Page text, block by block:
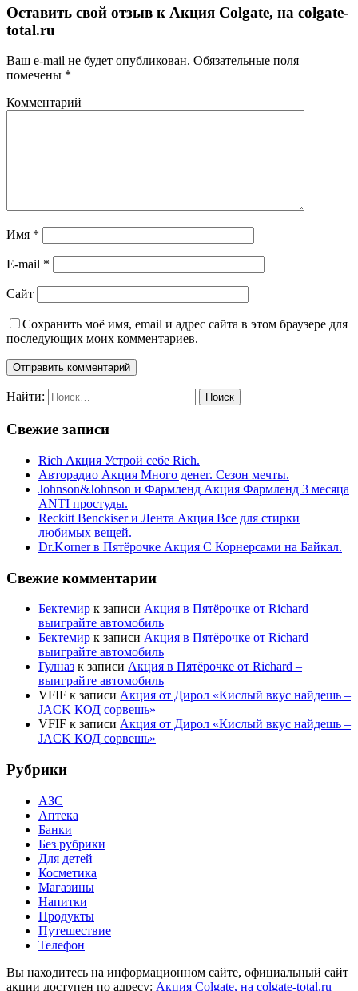
Оставить свой отзыв к Акция Colgate, на colgate-
total.ru
Ваш e-mail не будет опубликован. Обязательные поля
помечены *
Комментарий
Имя *
E-mail *
Сайт
Сохранить моё имя, email и адрес сайта в этом браузере для
последующих моих комментариев.
Найти:
Свежие записи
Rich Акция Устрой себе Rich.
Авторадио Акция Много денег. Сезон мечты.
Johnson&Johnson и Фармленд Акция Фармленд 3 месяца
ANTI простуды.
Reckitt Benckiser и Лента Акция Все для стирки
любимых вещей.
Dr.Korner в Пятёрочке Акция С Корнерсами на Байкал.
Свежие комментарии
Бектемир к записи Акция в Пятёрочке от Richard –
выиграйте автомобиль
Бектемир к записи Акция в Пятёрочке от Richard –
выиграйте автомобиль
Гулназ к записи Акция в Пятёрочке от Richard –
выиграйте автомобиль
VFIF к записи Акция от Дирол «Кислый вкус найдешь –
JACK КОД сорвешь»
VFIF к записи Акция от Дирол «Кислый вкус найдешь –
JACK КОД сорвешь»
Рубрики
АЗС
Аптека
Банки
Без рубрики
Для детей
Косметика
Магазины
Напитки
Продукты
Путешествие
Телефон
Вы находитесь на информационном сайте, официальный сайт
акции доступен по адресу: Акция Colgate, на colgate-total.ru